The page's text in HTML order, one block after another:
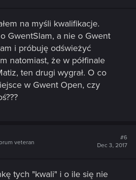
na myśli kwalifikacje.
GwentSlam, a nie o Gwent
i próbuję odświeżyć
natomiast, że w półfinale
ten drugi wygrał. O co
w Gwent Open, czy
veteran
#6
Dec 3, 2017
tych "kwali" i o ile się nie